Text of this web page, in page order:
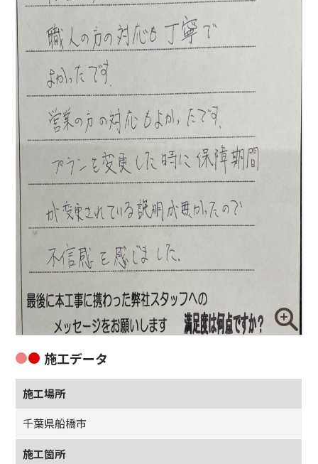
施工データ
施工場所
千葉県船橋市
施工箇所